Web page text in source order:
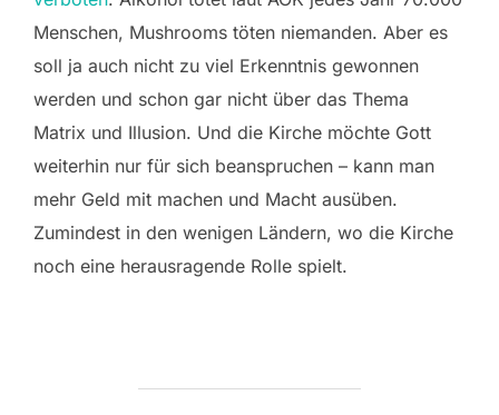
Menschen, Mushrooms töten niemanden. Aber es
soll ja auch nicht zu viel Erkenntnis gewonnen
werden und schon gar nicht über das Thema
Matrix und Illusion. Und die Kirche möchte Gott
weiterhin nur für sich beanspruchen – kann man
mehr Geld mit machen und Macht ausüben.
Zumindest in den wenigen Ländern, wo die Kirche
noch eine herausragende Rolle spielt.